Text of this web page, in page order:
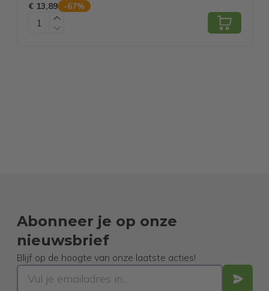
€ 13,89
-67%
Abonneer je op onze
nieuwsbrief
Blijf op de hoogte van onze laatste acties!